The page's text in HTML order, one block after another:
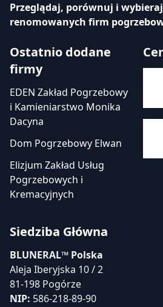
Przeglądaj, porównuj i
renomowanych firm
Ostatnio dodane
firmy
EDEN Zakład Pogrzebowy
i Kamieniarstwo Monika
Dacyna
Dom Pogrzebowy Elwan
Elizjum Zakład Usług
Pogrzebowych i
Kremacyjnych
Siedziba Główna
BLUNERAL™ Polska
Aleja Iberyjska 10 / 2
81-198 Pogórze
NIP: 586-218-89-90